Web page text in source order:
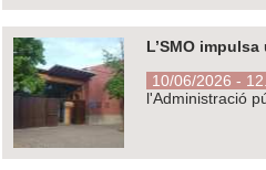
L’SMO
10/06/2026 -
l'Administració